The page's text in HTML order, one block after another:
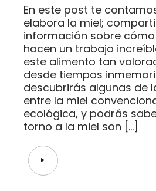
En este post te
elabora la miel;
información sobre
hacen un trabajo
este alimento tan
desde tiempos
descubrirás algunas de
entre la miel
ecológica, y podrás
torno a la miel son […]